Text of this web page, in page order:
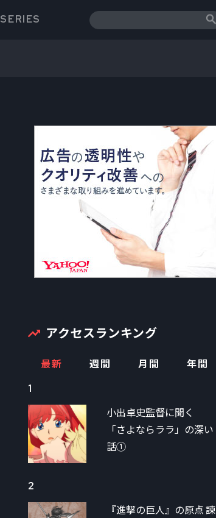
SERIES
アクセスランキング
最新 週間 月間
年間
1
小出卓史監督に聞く
「さよならララ」の深い
話①
2
『進撃の巨人』の原点 諫